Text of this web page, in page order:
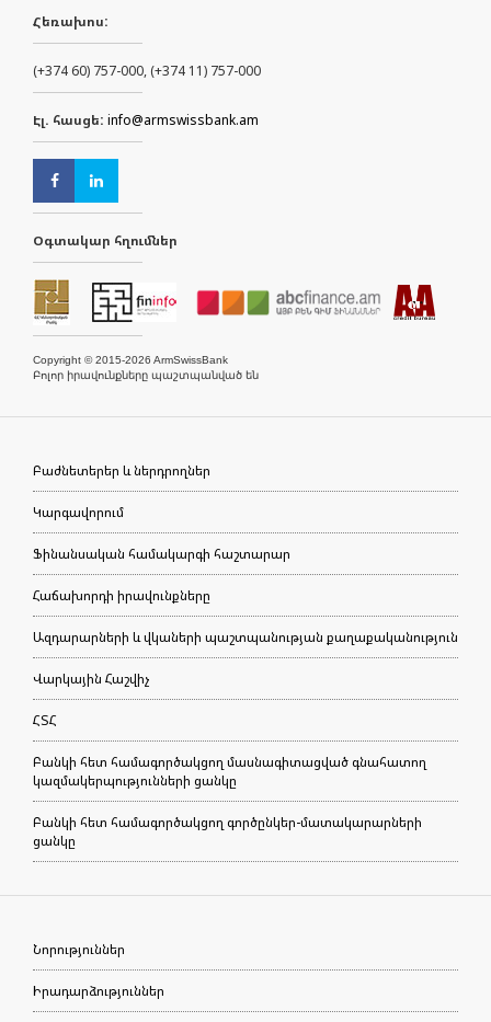
Հեռախոս:
(+374 60) 757-000, (+374 11) 757-000
Էլ. հասցե: info@armswissbank.am
Օգտակար հղումներ
Copyright © 2015-2026 ArmSwissBank
Բոլոր իրավունքները պաշտպանված են
Բաժնետերեր և ներդրողներ
Կարգավորում
Ֆինանսական համակարգի հաշտարար
Հաճախորդի իրավունքները
Ազդարարների և վկաների պաշտպանության քաղաքականություն
Վարկային Հաշվիչ
ՀՏՀ
Բանկի հետ համագործակցող մասնագիտացված գնահատող
կազմակերպությունների ցանկը
Բանկի հետ համագործակցող գործընկեր-մատակարարների
ցանկը
Նորություններ
Իրադարձություններ